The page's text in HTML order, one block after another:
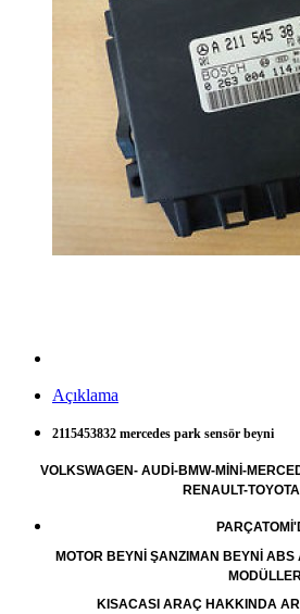
Açıklama
2115453832 mercedes park sensör beyni
VOLKSWAGEN- AUDİ-BMW-MİNİ-
RENAULT-
MOTOR BEYNİ ŞANZIMAN BEYNİ
MODÜLLER
KISACASI ARAÇ HAKKINDA